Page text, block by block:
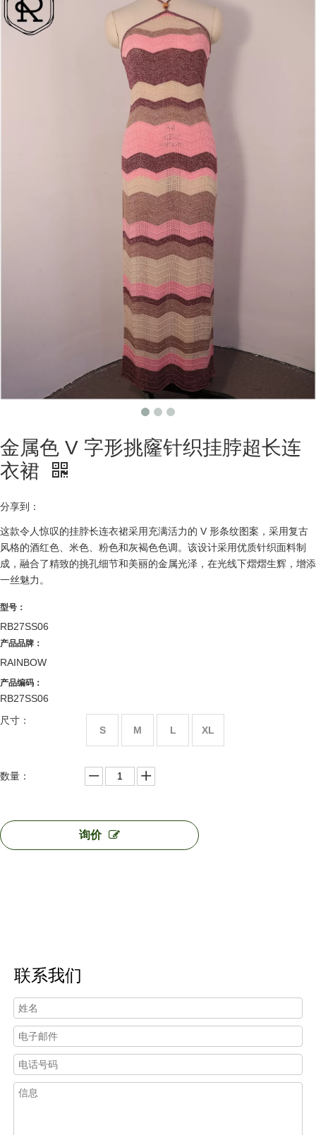
金属色 V 字形挑窿针织挂脖超长连
衣裙
分享到：
这款令人惊叹的挂脖长连衣裙采用充满活力的 V 形条纹图案，采用复古
风格的酒红色、米色、粉色和灰褐色色调。该设计采用优质针织面料制
成，融合了精致的挑孔细节和美丽的金属光泽，在光线下熠熠生辉，增添
一丝魅力。
型号：
RB27SS06
产品品牌：
RAINBOW
产品编码：
RB27SS06
尺寸：
S
M L XL
数量：
询价
联系我们